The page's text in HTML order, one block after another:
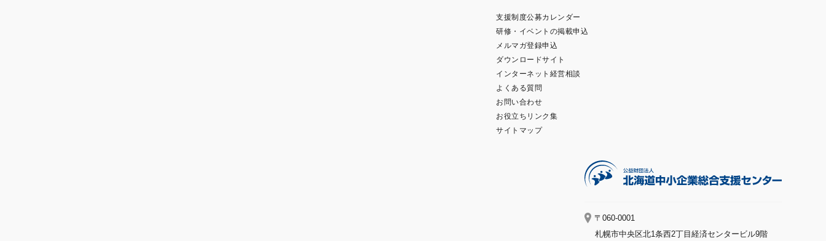
支援制度公募カレンダー
研修・イベントの掲載申込
メルマガ登録申込
ダウンロードサイト
インターネット経営相談
よくある質問
お問い合わせ
お役立ちリンク集
サイトマップ
〒060-0001
札幌市中央区北1条西2丁目経済センタービル9階